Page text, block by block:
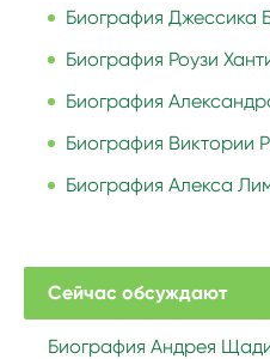
Биография Джессика
Биография Роузи
Биография
Биография Виктории
Биография Алекса
Сейчас обсуждают
Биография Андрея